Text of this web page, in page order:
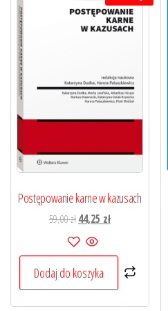
Postępowanie karne w kazusach
59,00złPierwotna
cena
wynosiła:
59,00 zł.
44,25 złAktualna
44,25 zł.
Dodaj do koszyka